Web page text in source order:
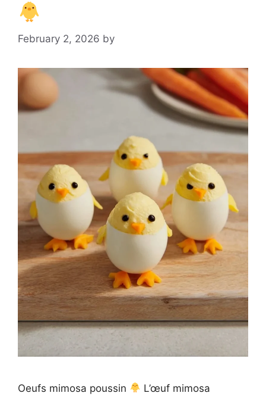
February 2, 2026 by
Oeufs mimosa poussin
L’œuf mimosa